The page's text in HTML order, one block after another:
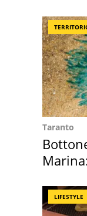
Taranto
LIFESTYLE